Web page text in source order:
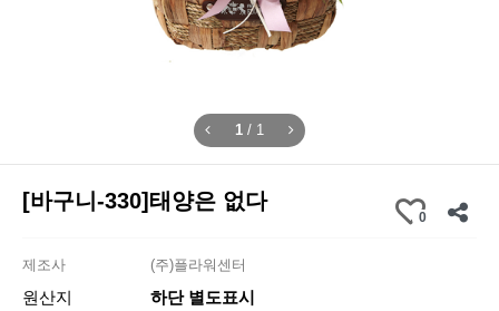
1 / 1
[바구니-330]태양은 없다
0
제조사 (주)플라워센터
원산지 하단 별도표시